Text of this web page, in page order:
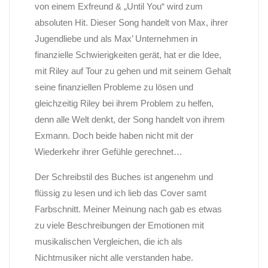
von einem Exfreund & „Until You“ wird zum
absoluten Hit. Dieser Song handelt von Max, ihrer
Jugendliebe und als Max’ Unternehmen in
finanzielle Schwierigkeiten gerät, hat er die Idee,
mit Riley auf Tour zu gehen und mit seinem Gehalt
seine finanziellen Probleme zu lösen und
gleichzeitig Riley bei ihrem Problem zu helfen,
denn alle Welt denkt, der Song handelt von ihrem
Exmann. Doch beide haben nicht mit der
Wiederkehr ihrer Gefühle gerechnet…
Der Schreibstil des Buches ist angenehm und
flüssig zu lesen und ich lieb das Cover samt
Farbschnitt. Meiner Meinung nach gab es etwas
zu viele Beschreibungen der Emotionen mit
musikalischen Vergleichen, die ich als
Nichtmusiker nicht alle verstanden habe.